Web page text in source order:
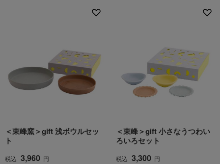
＜東峰窯＞gift 浅ボウルセッ
ト
税込 3,960 円
＜東峰＞gift 小さなうつわい
ろいろセット
税込 3,300 円